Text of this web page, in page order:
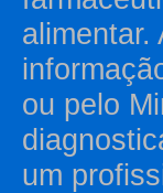
alimentar.
ou pelo
um